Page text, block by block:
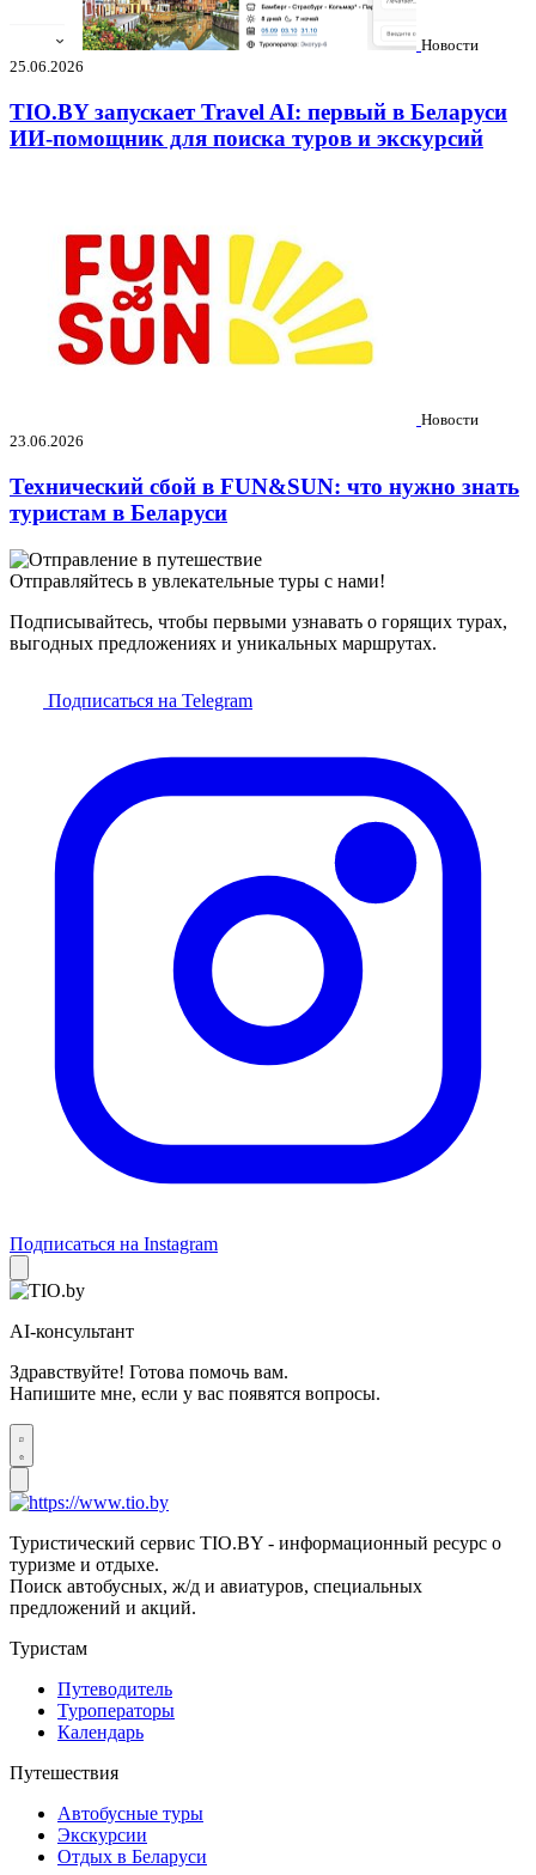
Новости
25.06.2026
TIO.BY запускает Travel AI: первый в Беларуси
ИИ-помощник для поиска туров и экскурсий
Новости
23.06.2026
Технический сбой в FUN&SUN: что нужно знать
туристам в Беларуси
Отправляйтесь в увлекательные туры с нами!
Подписывайтесь, чтобы первыми узнавать о горящих турах,
выгодных предложениях и уникальных маршрутах.
Подписаться на Telegram
Подписаться на Instagram
AI-консультант
Здравствуйте! Готова помочь вам.
Напишите мне, если у вас появятся вопросы.
Туристический сервис TIO.BY - информационный ресурс о
туризме и отдыхе.
Поиск автобусных, ж/д и авиатуров, специальных
предложений и акций.
Туристам
Путеводитель
Туроператоры
Календарь
Путешествия
Автобусные туры
Экскурсии
Отдых в Беларуси